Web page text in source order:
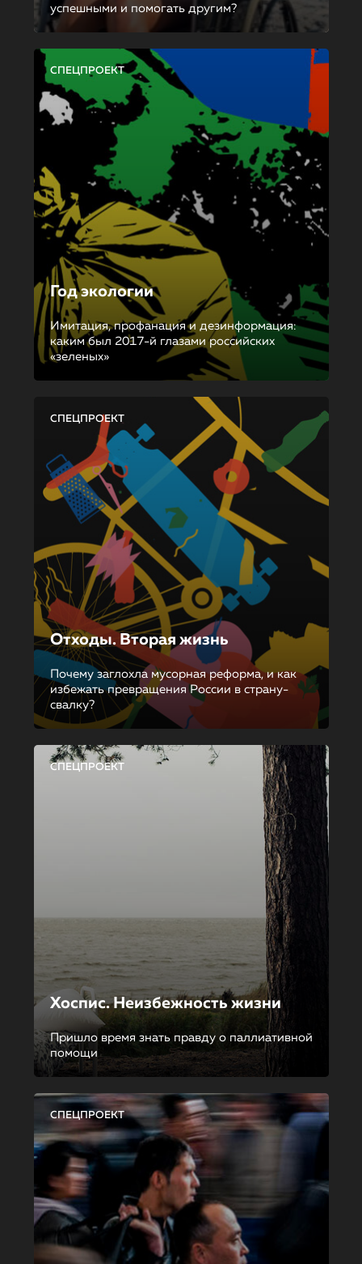
успешными и помогать другим?
СПЕЦПРОЕКТ
Год экологии
Имитация, профанация и дезинформация:
каким был 2017-й глазами российских
«зеленых»
СПЕЦПРОЕКТ
Отходы. Вторая жизнь
Почему заглохла мусорная реформа, и как
избежать превращения России в страну-
свалку?
СПЕЦПРОЕКТ
Хоспис. Неизбежность жизни
Пришло время знать правду о паллиативной
помощи
СПЕЦПРОЕКТ